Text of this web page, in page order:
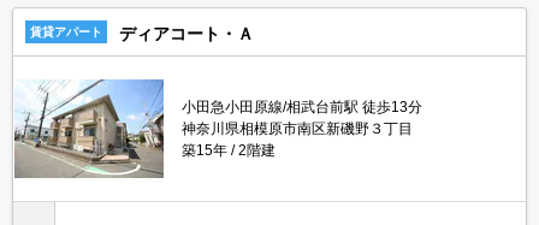
賃貸アパート ディアコート・Ａ
小田急小田原線/相武台前駅 徒歩13分
神奈川県相模原市南区新磯野３丁目
築15年
2階建